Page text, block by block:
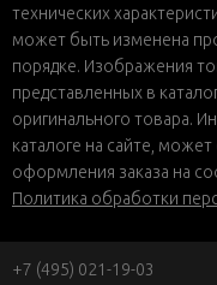
технических
может быть изменена
порядке. Изображения
представленных в
оригинального товара.
каталоге на сайте,
оформления заказа на
Политика обработки
+7 (495) 021-19-03